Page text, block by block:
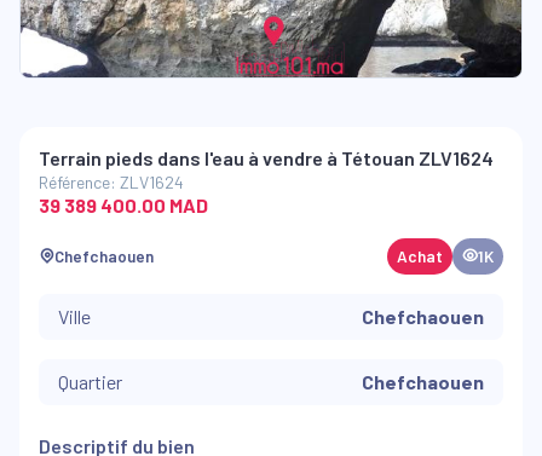
Terrain pieds dans l'eau à vendre à Tétouan ZLV1624
Référence: ZLV1624
39 389 400.00 MAD
Chefchaouen Achat 1K
Ville Chefchaouen
Quartier Chefchaouen
Descriptif du bien